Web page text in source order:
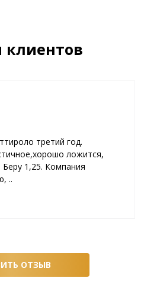
третий год.
ложится,
1,25. Компания
..
ОТЗЫВ